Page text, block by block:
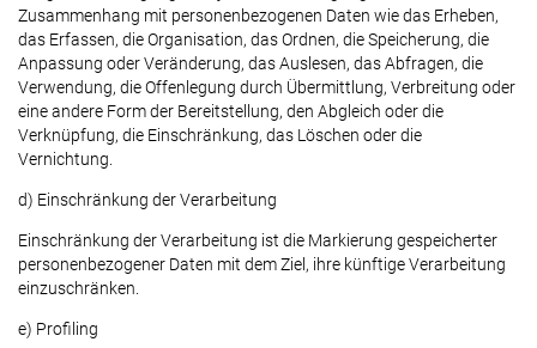
Zusammenhang mit personenbezogenen Daten wie das Erheben,
das Erfassen, die Organisation, das Ordnen, die Speicherung, die
Anpassung oder Veränderung, das Auslesen, das Abfragen, die
Verwendung, die Offenlegung durch Übermittlung, Verbreitung oder
eine andere Form der Bereitstellung, den Abgleich oder die
Verknüpfung, die Einschränkung, das Löschen oder die
Vernichtung.
d) Einschränkung der Verarbeitung
Einschränkung der Verarbeitung ist die Markierung gespeicherter
personenbezogener Daten mit dem Ziel, ihre künftige Verarbeitung
einzuschränken.
e) Profiling